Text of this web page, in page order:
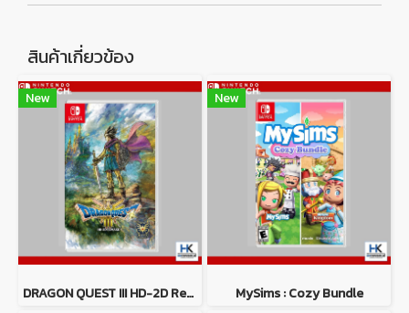
สินค้าเกี่ยวข้อง
New
DRAGON QUEST III HD-2D Remake
New
MySims : Cozy Bundle